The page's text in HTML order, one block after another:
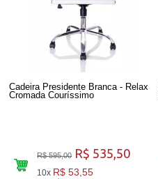
Cadeira Presidente Branca - Relax
Cromada Couríssimo
R$ 595,00 R$ 535,50
10x R$ 53,55